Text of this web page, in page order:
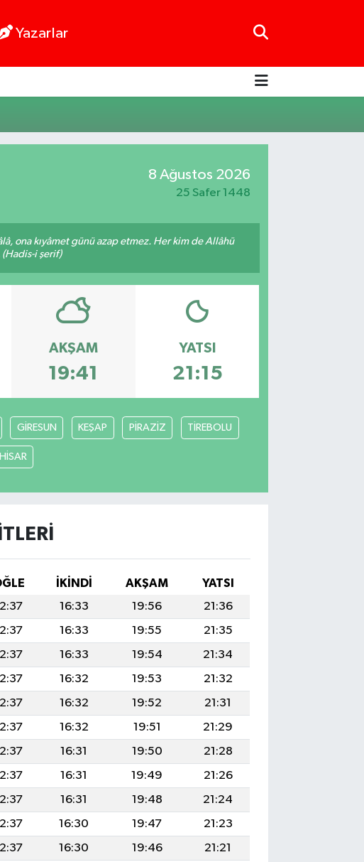
Yazarlar
8 Ağustos 2026
25 Safer 1448
ona kıyâmet günü azap etmez. Her kim de Allâhü
(Hadis-i şerif)
AKŞAM
19:41
YATSI
21:15
GİRESUN KEŞAP PİRAZİZ TİREBOLU
İKINDI AKŞAM
YATSI
16:33 19:56
21:36
16:33 19:55
21:35
16:33 19:54
21:34
16:32 19:53
21:32
16:32 19:52
21:31
16:32 19:51
21:29
16:31 19:50
21:28
16:31 19:49
21:26
16:31 19:48
21:24
16:30 19:47
21:23
16:30 19:46
21:21